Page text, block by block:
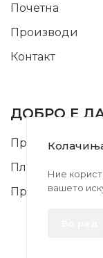
Почетна
Производи
Контакт
ДОБРО Е
Правила и
Плаќање и
Профил
Ние
вашето